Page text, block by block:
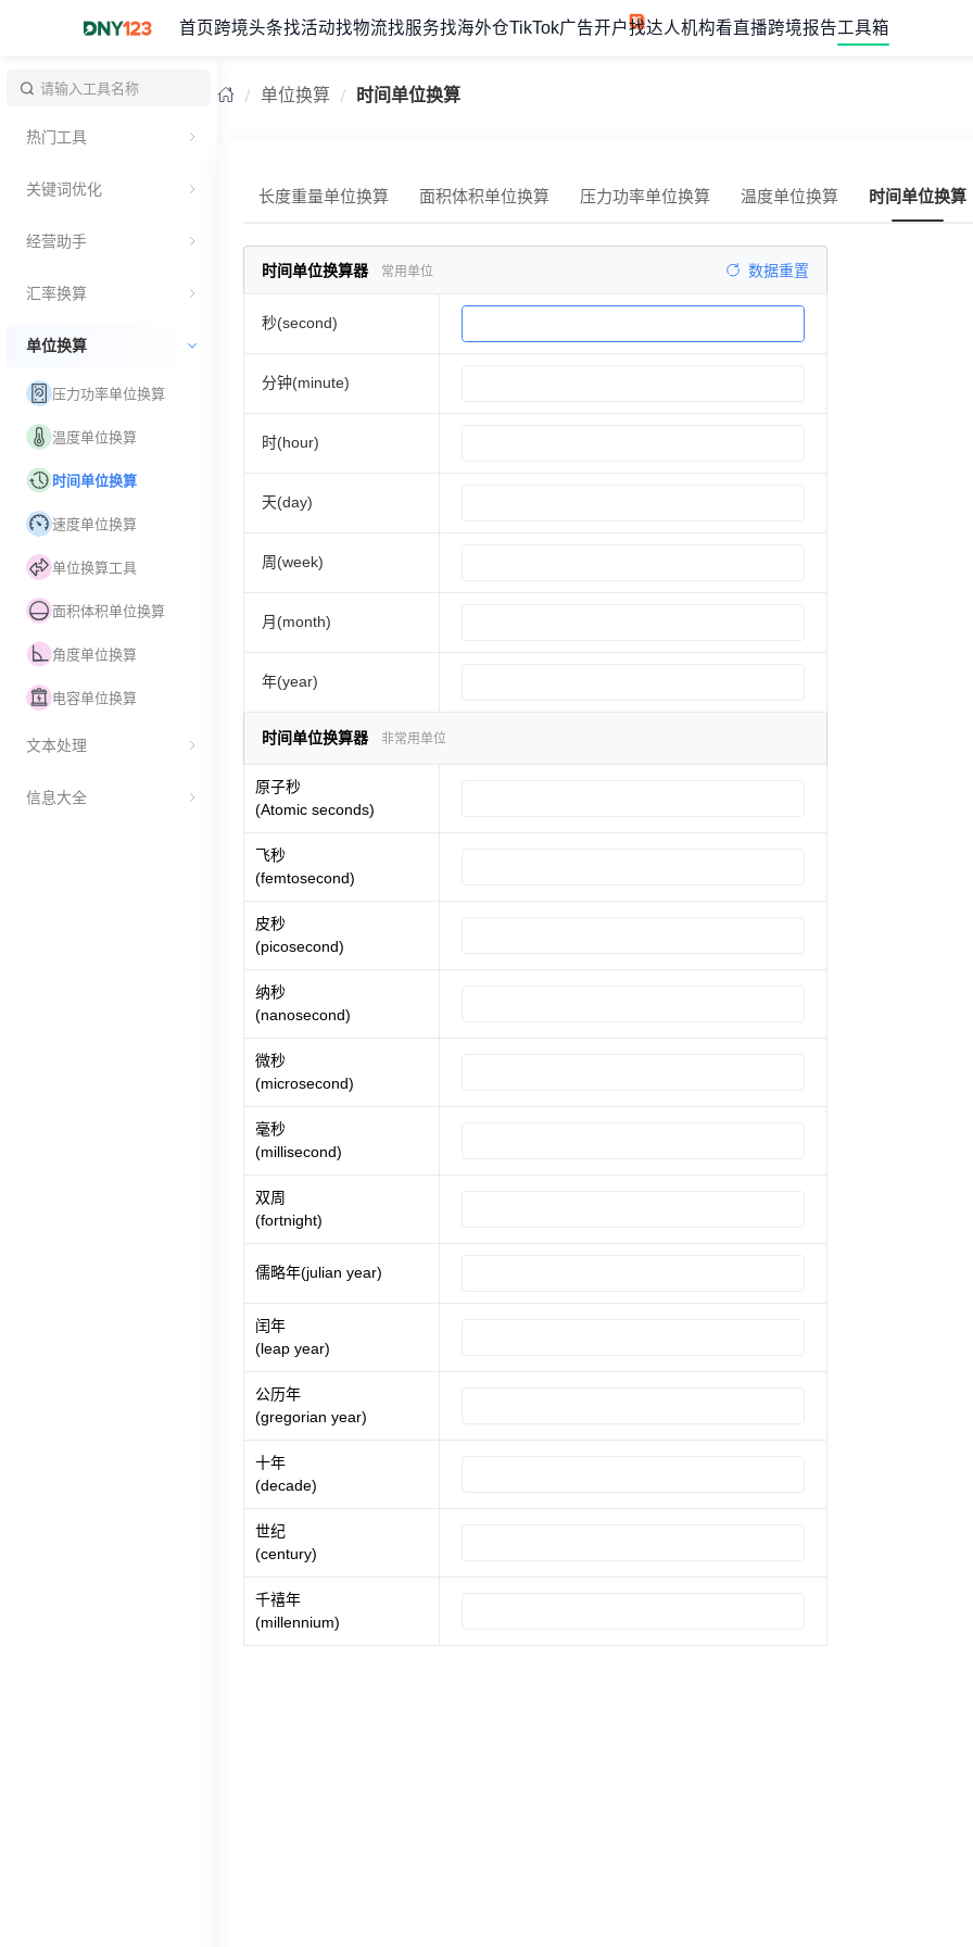
首页 跨境头条找活动找物流找服务找海外仓TikTok广告开户找达人机构看直播跨境报告工具箱
热门工具
关键词优化
经营助手
汇率换算
单位换算
压力功率单位换算
温度单位换算
时间单位换算
速度单位换算
单位换算工具
面积体积单位换算
角度单位换算
电容单位换算
文本处理
信息大全
单位换算 时间单位换算
长度重量单位换算 面积体积单位换算 压力功率单位换算 温度单位换算 时间单位换算
时间单位换算器 常用单位 数据重置
秒(second)
分钟(minute)
时(hour)
天(day)
周(week)
月(month)
年(year)
时间单位换算器 非常用单位
原子秒
(Atomic seconds)
飞秒
(femtosecond)
皮秒
(picosecond)
纳秒
(nanosecond)
微秒
(microsecond)
毫秒
(millisecond)
双周
(fortnight)
儒略年(julian year)
闰年
(leap year)
公历年
(gregorian year)
十年
(decade)
世纪
(century)
千禧年
(millennium)